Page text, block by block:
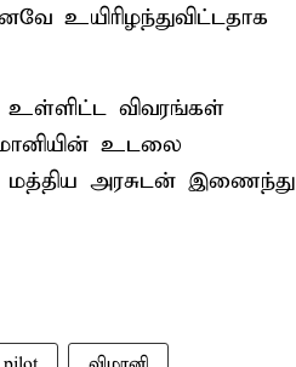
உயிரிழந்துவிட்டதாக
உள்ளிட்ட விவரங்கள்
உடலை
அரசுடன் இணைந்து